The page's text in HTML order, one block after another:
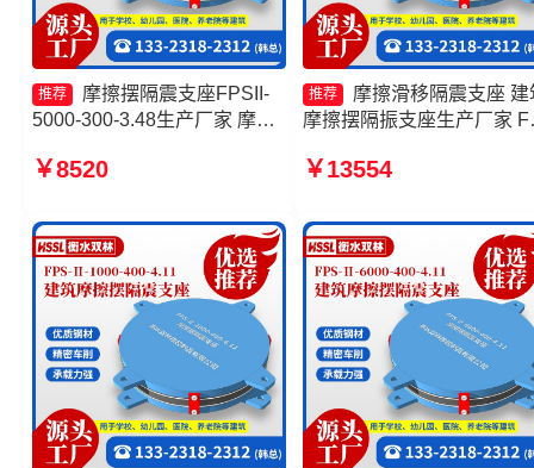
推荐
摩擦摆隔震支座FPSII-
5000-300-3.48生产厂家 摩擦
擦式隔震支座厂家 摩擦摆隔震
￥8520
推荐
摩擦滑移隔震支座 建
摩擦摆隔振支座生产厂家
摩擦摆隔震支座FPS3A源
￥13554